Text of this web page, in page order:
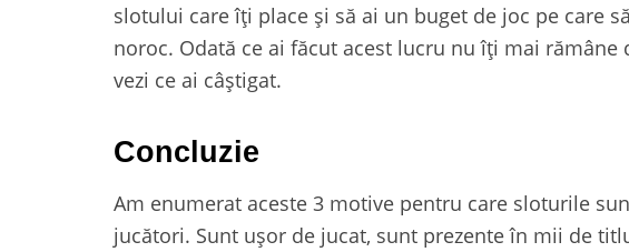
slotului care îți place şi să ai un buget de joc pe care
noroc. Odată ce ai făcut acest lucru nu îți mai
vezi ce ai câștigat.
Concluzie
Am enumerat aceste 3 motive pentru care sloturile
jucători. Sunt ușor de jucat, sunt prezente în mii de